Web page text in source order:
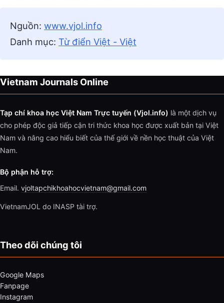
Nguồn: www.vjol.info
Danh mục: Từ điển Việt - Việt
Vietnam Journals Online
Tạp chí khoa học Việt Nam Trực tuyến (Vjol.info) là một dịch vụ
cho phép độc giả tiếp cận tri thức khoa học được xuất bản tại Việt
Nam và nâng cao hiểu biết của thế giới về nền học thuật của Việt
Nam.
Bộ phận hỗ trợ:
Email. vjoltapchikhoahocvietnam@gmail.com
VietnamJOL do INASP tài trợ.
Theo dõi chúng tôi
Google Maps
Fanpage
Instagram